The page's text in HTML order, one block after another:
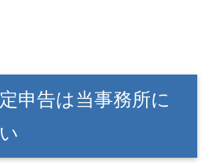
申告は当事務所に